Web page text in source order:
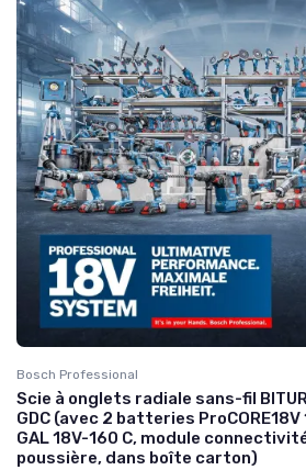
Bosch Professional
Scie à onglets radiale sans-fil
GDC (avec 2 batteries
GAL 18V-160 C, module
poussière, dans boîte carton)